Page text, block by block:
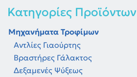
Κατηγορίες Προϊόντων
Μηχανήματα Τροφίμων
Αντλίες Γιαούρτης
Βραστήρες Γάλακτος
Δεξαμενές Ψύξεως